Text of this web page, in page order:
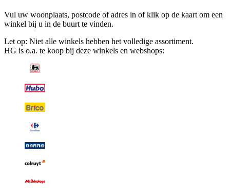
Vul uw woonplaats, postcode of adres in of klik op de kaart om een
winkel bij u in de buurt te vinden.
Let op: Niet alle winkels hebben het volledige assortiment.
HG is o.a. te koop bij deze winkels en webshops: